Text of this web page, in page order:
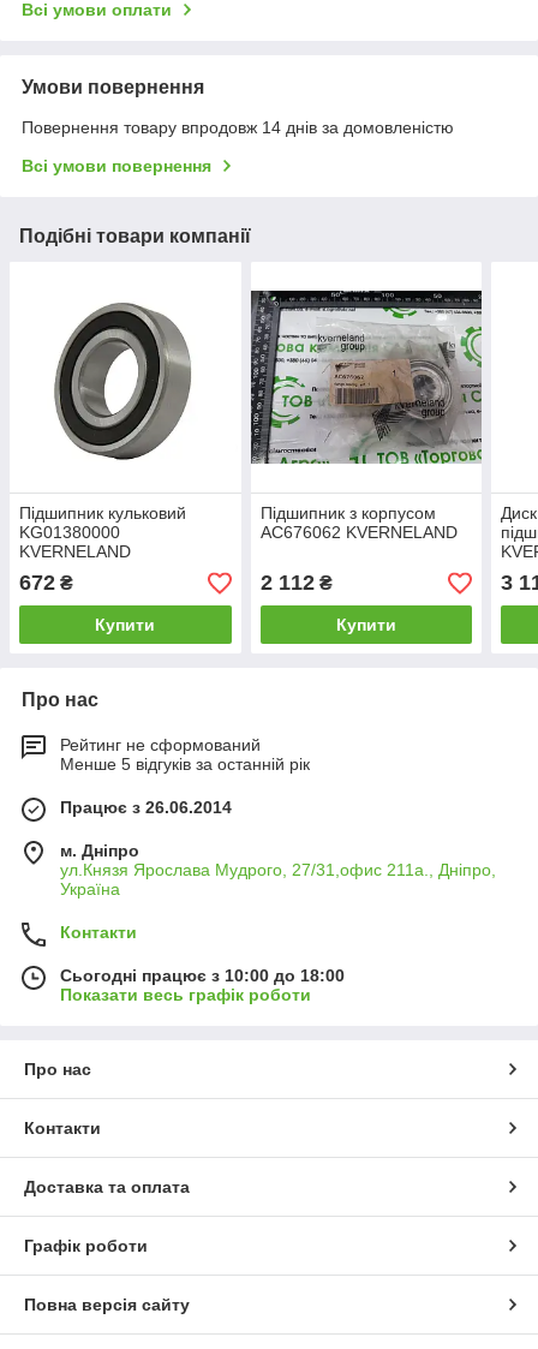
Всі умови оплати
Умови повернення
Повернення товару впродовж 14 днів за домовленістю
Всі умови повернення
Подібні товари компанії
Підшипник кульковий
KG01380000
KVERNELAND
672 ₴
Купити
Підшипник з корпусом
AC676062 KVERNELAND
2 112₴
Купити
3
Про нас
Рейтинг не сформований
Менше 5 відгуків за останній рік
Працює з 26.06.2014
м. Дніпро
ул.Князя Ярослава Мудрого, 27/31,офис 211а., Дніпро,
Україна
Контакти
Сьогодні працює з 10:00 до 18:00
Показати весь графік роботи
Про нас
Контакти
Доставка та оплата
Графік роботи
Повна версія сайту